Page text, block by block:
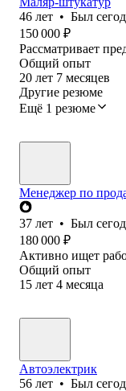
46 лет • Был
150 000 ₽
Рассматривает
Общий опыт
20 лет 7 месяцев
Другие резюме
Ещё 1 резюме
Менеджер по
37 лет • Был
180 000 ₽
Активно ищет
Общий опыт
15 лет 4 месяца
Автоэлектрик
56 лет • Был